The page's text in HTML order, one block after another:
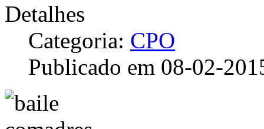
Detalhes
Categoria: CPO
Publicado em 08-02-